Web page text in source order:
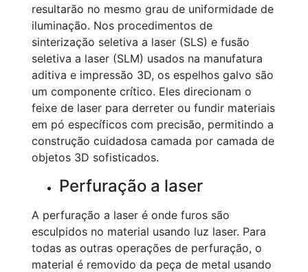
resultarão no mesmo grau de uniformidade de
iluminação. Nos procedimentos de
sinterização seletiva a laser (SLS) e fusão
seletiva a laser (SLM) usados na manufatura
aditiva e impressão 3D, os espelhos galvo são
um componente crítico. Eles direcionam o
feixe de laser para derreter ou fundir materiais
em pó específicos com precisão, permitindo a
construção cuidadosa camada por camada de
objetos 3D sofisticados.
Perfuração a laser
A perfuração a laser é onde furos são
esculpidos no material usando luz laser. Para
todas as outras operações de perfuração, o
material é removido da peça de metal usando